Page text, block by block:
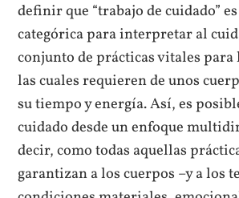
definir que “trabajo de cuidado”
categórica para interpretar al
conjunto de prácticas vitales para
las cuales requieren de unos
su tiempo y energía. Así, es
cuidado desde un enfoque
decir, como todas aquellas
garantizan a los cuerpos –y a los